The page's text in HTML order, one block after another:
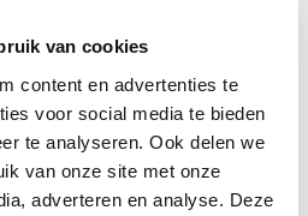
van cookies
content en advertenties te
voor social media te bieden
te analyseren. Ook delen we
van onze site met onze
adverteren en analyse. Deze